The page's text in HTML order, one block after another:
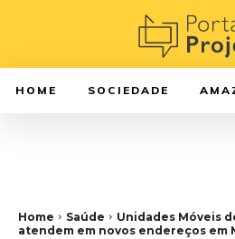
HOME SOCIEDADE
Home Saúde
Unidades Móveis
atendem em novos endereços em